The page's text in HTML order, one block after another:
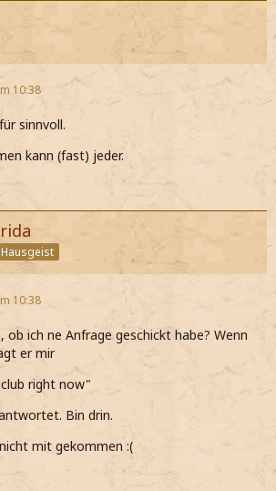
10:38
sinnvoll.
kann (fast) jeder.
10:38
ob ich ne Anfrage geschickt habe? Wenn
er mir
right now"
Bin drin.
mit gekommen :(